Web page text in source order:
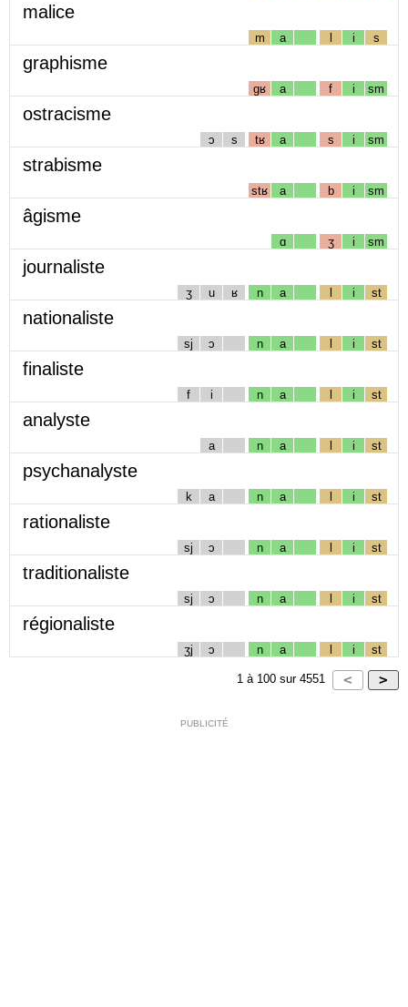
malice
m a l i s
graphisme
gʁ a f i sm
ostracisme
ɔ s tʁ a s i sm
strabisme
stʁ a b i sm
âgisme
ɑ ʒ i sm
journaliste
ʒ u ʁ n a l i st
nationaliste
sj ɔ n a l i st
finaliste
f i n a l i st
analyste
a n a l i st
psychanalyste
k a n a l i st
rationaliste
sj ɔ n a l i st
traditionaliste
sj ɔ n a l i st
régionaliste
ʒj ɔ n a l i st
1 à 100 sur 4551
PUBLICITÉ